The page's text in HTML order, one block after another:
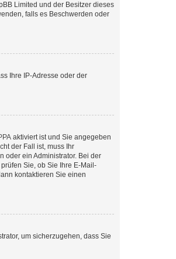
Limited und der Besitzer dieses
falls es Beschwerden oder
Ihre IP-Adresse oder der
aktiviert ist und Sie angegeben
der Fall ist, muss Ihr
oder ein Administrator. Bei der
Sie, ob Sie Ihre E-Mail-
kontaktieren Sie einen
um sicherzugehen, dass Sie